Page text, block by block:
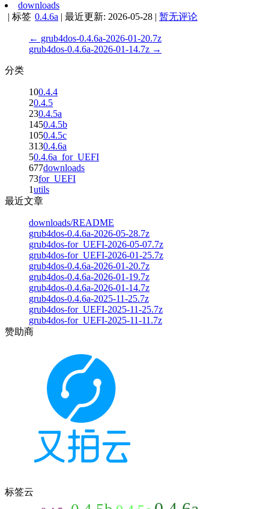
downloads
| 标签 0.4.6a | 最近更新: 2026-05-28 | 暂无评论
← grub4dos-0.4.6a-2026-01-20.7z
grub4dos-0.4.6a-2026-01-14.7z →
分类
100.4.4
20.4.5
230.4.5a
1450.4.5b
1050.4.5c
3130.4.6a
50.4.6a_for_UEFI
677downloads
73for_UEFI
1utils
最近文章
downloads/README
grub4dos-0.4.6a-2026-05-28.7z
grub4dos-for_UEFI-2026-05-07.7z
grub4dos-for_UEFI-2026-01-25.7z
grub4dos-0.4.6a-2026-01-20.7z
grub4dos-0.4.6a-2026-01-19.7z
grub4dos-0.4.6a-2026-01-14.7z
grub4dos-0.4.6a-2025-11-25.7z
grub4dos-for_UEFI-2025-11-25.7z
grub4dos-for_UEFI-2025-11-11.7z
赞助商
标签云